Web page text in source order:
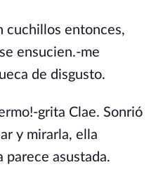
cuchillos entonces,
ensucien.-me
de disgusto.
grita Clae. Sonrió
y mirarla, ella
parece asustada.